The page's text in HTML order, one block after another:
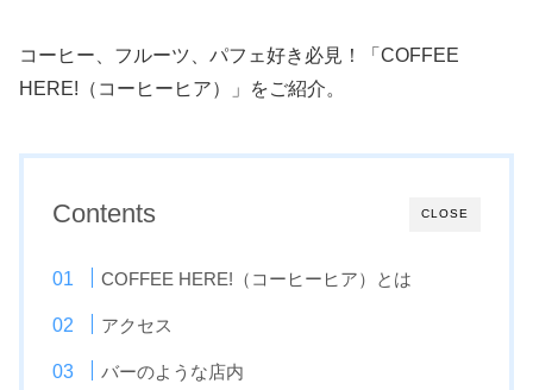
コーヒー、フルーツ、パフェ好き必見！「COFFEE
HERE!（コーヒーヒア）」をご紹介。
CLOSE
Contents
COFFEE HERE!（コーヒーヒア）とは
アクセス
バーのような店内